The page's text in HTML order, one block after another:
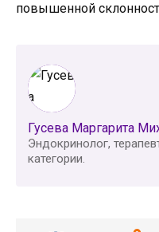
повышенной
Гусева Маргарита
Эндокринолог,
категории.